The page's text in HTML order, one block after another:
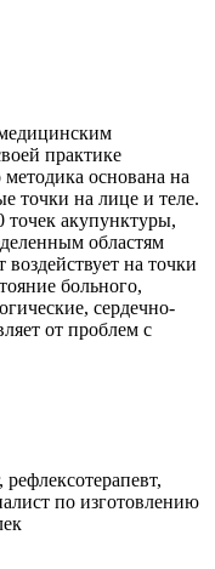
практике
основана на
точки на лице и теле.
акупунктуры,
областям
воздействует на точки
больного,
сердечно-
от проблем с
по изготовлению